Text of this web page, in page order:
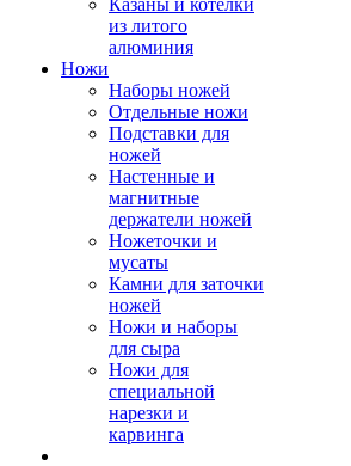
Казаны и котелки
из литого
алюминия
Ножи
Наборы ножей
Отдельные ножи
Подставки для
ножей
Настенные и
магнитные
держатели ножей
Ножеточки и
мусаты
Камни для заточки
ножей
Ножи и наборы
для сыра
Ножи для
специальной
нарезки и
карвинга